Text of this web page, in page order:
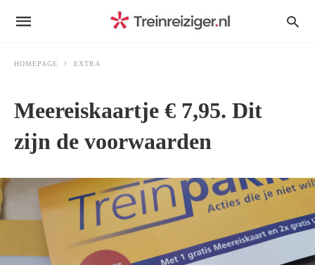
HOMEPAGE EXTRA
Meereiskaartje € 7,95. Dit
zijn de voorwaarden